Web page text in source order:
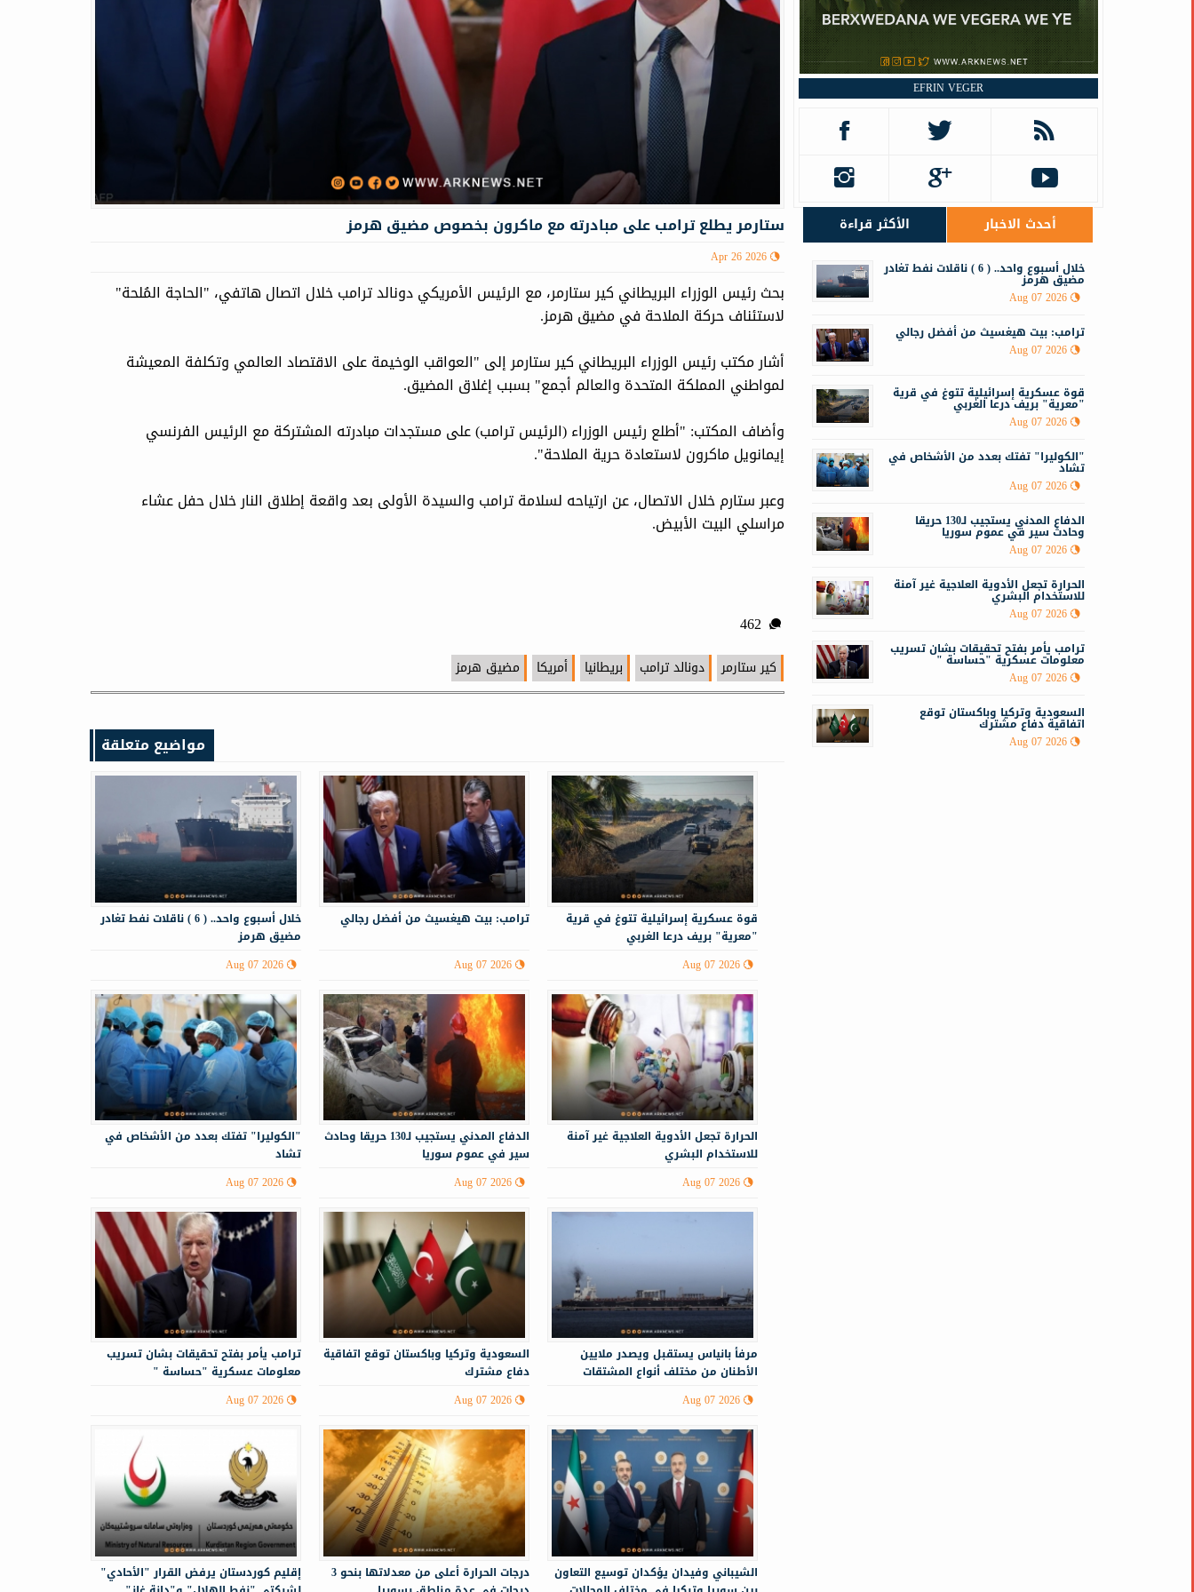
ستارمر يطلع ترامب على مبادرته مع ماكرون بخصوص مضيق هرمز
Apr 26 2026
بحث رئيس الوزراء البريطاني كير ستارمر، مع الرئيس الأمريكي دونالد ترامب خلال اتصال هاتفي، "الحاجة المُلحة"
لاستئناف حركة الملاحة في مضيق هرمز.
أشار مكتب رئيس الوزراء البريطاني كير ستارمر إلى "العواقب الوخيمة على الاقتصاد العالمي وتكلفة المعيشة
لمواطني المملكة المتحدة والعالم أجمع" بسبب إغلاق المضيق.
وأضاف المكتب: "أطلع رئيس الوزراء (الرئيس ترامب) على مستجدات مبادرته المشتركة مع الرئيس الفرنسي
إيمانويل ماكرون لاستعادة حرية الملاحة".
وعبر ستارم خلال الاتصال، عن ارتياحه لسلامة ترامب والسيدة الأولى بعد واقعة إطلاق النار خلال حفل عشاء
مراسلي البيت الأبيض.
462
كیر ستارمر دونالد ترامب بريطانيا أمريكا مضيق هرمز
مواضيع متعلقة
خلال أسبوع واحد.. ( 6 ) ناقلات نفط تغادر
مضيق هرمز
Aug 07 2026
ترامب: بيت هيغسيث من أفضل رجالي
Aug 07 2026
قوة عسكرية إسرائيلية تتوغ في قرية
"معرية" بريف درعا الغربي
Aug 07 2026
"الكوليرا" تفتك بعدد من الأشخاص في
تشاد
Aug 07 2026
الدفاع المدني يستجيب لـ130 حريقا وحادث
سير في عموم سوريا
Aug 07 2026
الحرارة تجعل الأدوية العلاجية غير آمنة
للاستخدام البشري
Aug 07 2026
ترامب يأمر بفتح تحقيقات بشان تسريب
معلومات عسكرية "حساسة "
Aug 07 2026
السعودية وتركيا وباكستان توقع اتفاقية
دفاع مشترك
Aug 07 2026
مرفأ بانياس يستقبل ويصدر ملايين
الأطنان من مختلف أنواع المشتقات
Aug 07 2026
إقليم كوردستان يرفض القرار "الأحادي"
درجات الحرارة أعلى من معدلاتها بنحو 3
الشيباني وفيدان يؤكدان توسيع التعاون
EFRIN VEGER
أحدث الاخبار الأكثر قراءة
خلال أسبوع واحد.. ( 6 ) ناقلات نفط تغادر
مضيق هرمز
Aug 07 2026
ترامب: بيت هيغسيث من أفضل رجالي
Aug 07 2026
قوة عسكرية إسرائيلية تتوغ في قرية
"معرية" بريف درعا الغربي
Aug 07 2026
"الكوليرا" تفتك بعدد من الأشخاص في
تشاد
Aug 07 2026
الدفاع المدني يستجيب لـ130 حريقا
وحادث سير في عموم سوريا
Aug 07 2026
الحرارة تجعل الأدوية العلاجية غير آمنة
للاستخدام البشري
Aug 07 2026
ترامب يأمر بفتح تحقيقات بشان تسريب
معلومات عسكرية "حساسة "
Aug 07 2026
السعودية وتركيا وباكستان توقع
اتفاقية دفاع مشترك
Aug 07 2026